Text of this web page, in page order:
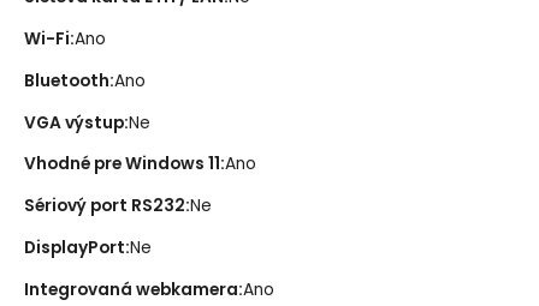
Wi-Fi:Ano
Bluetooth:Ano
VGA výstup:Ne
Vhodné pre Windows 11:Ano
Sériový port RS232:Ne
DisplayPort:Ne
Integrovaná webkamera:Ano